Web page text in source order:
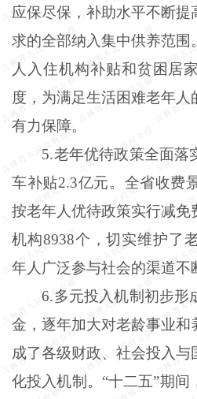
应保尽保，补助水平不断提
求的全部纳入集中供养范围
人入住机构补贴和贫困居
度，为满足生活困难老年人
有力保障。
5.老年优待政策全面落
车补贴2.3亿元。全省收费
按老年人优待政策实行减免
机构8938个，切实维护了
年人广泛参与社会的渠道不
6.多元投入机制初步形
金，逐年加大对老龄事业和
成了各级财政、社会投入
化投入机制。“十二五”期